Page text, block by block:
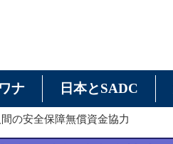
ナ 日本とSADC
の安全保障無償資金協力